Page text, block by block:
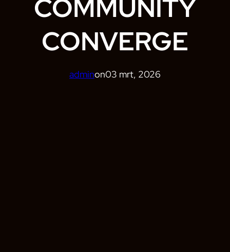
COMMUNITY
CONVERGE
adminon03 mrt, 2026